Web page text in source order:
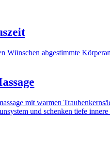
Wünschen abgestimmte
mit warmen
und schenken tiefe